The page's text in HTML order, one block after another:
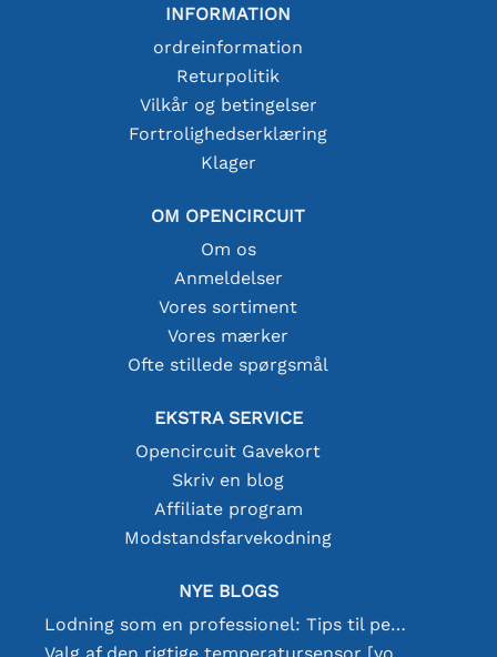
INFORMATION
ordreinformation
Returpolitik
Vilkår og betingelser
Fortrolighedserklæring
Klager
OM OPENCIRCUIT
Om os
Anmeldelser
Vores sortiment
Vores mærker
Ofte stillede spørgsmål
EKSTRA SERVICE
Opencircuit Gavekort
Skriv en blog
Affiliate program
Modstandsfarvekodning
NYE BLOGS
Lodning som en professionel: Tips til perfekte elektroniske forbindelser